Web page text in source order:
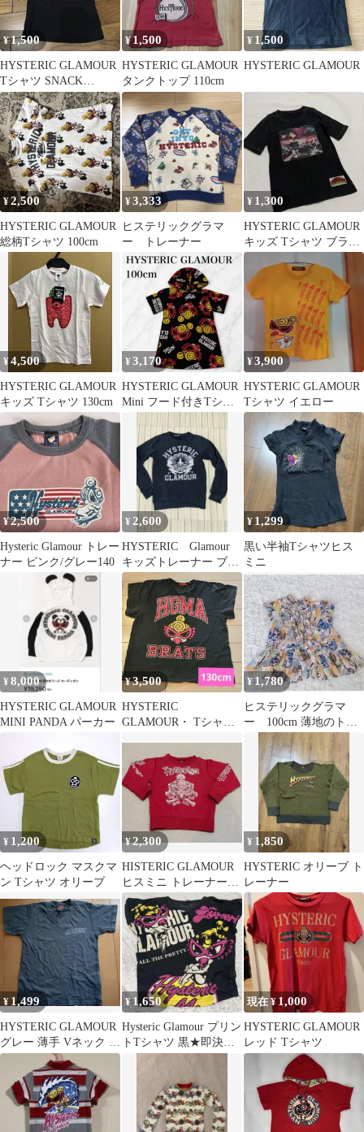
¥1,500
HYSTERIC GLAMOUR
Tシャツ SNACK
DEALER 週末値下げ
¥1,500
HYSTERIC GLAMOUR
タンクトップ 110cm
¥ 1,500
HYSTERIC GLAMOUR
¥2,500
HYSTERIC GLAMOUR
総柄Tシャツ 100cm
¥3,333
ヒステリックグラマ
ー トレーナー
¥ 1,300
HYSTERIC GLAMOUR
キッズ Tシャツ ブラッ
ク
¥4,500
HYSTERIC GLAMOUR
キッズ Tシャツ 130cm
¥3,170
HYSTERIC GLAMOUR
Mini フード付きTシャ
ツ 100cm
¥3,900
HYSTERIC GLAMOUR
Tシャツ イエロー
¥2,500
Hysteric Glamour トレー
ナー ピンク/グレー140
¥ 2,600
HYSTERIC Glamour
キッズトレーナー ブラ
ック
¥ 1,299
黒い半袖Tシャツヒス
ミニ
¥8,000
HYSTERIC GLAMOUR
MINI PANDA パーカー
¥3,500
HYSTERIC
GLAMOUR・ Tシャツ
ブラック
¥ 1,780
ヒステリックグラマ
ー 100cm 薄地のトッ
プス 真夏に
¥ 1,200
ヘッドロック マスクマ
ン Tシャツ オリーブ
¥2,300
HISTERIC GLAMOUR
ヒスミニ トレーナー
100㎝
¥ 1,850
HYSTERIC オリーブ ト
レーナー
¥ 1,499
HYSTERIC GLAMOUR
グレー 薄手 Vネック 半
袖 Tシャツ 110
¥1,650
Hysteric Glamour プリン
トTシャツ 黒★即決値
現在 ¥ 1,000
HYSTERIC GLAMOUR
レッド Tシャツ